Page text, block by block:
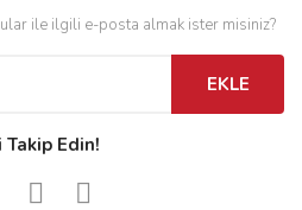
ile ilgili e-posta almak ister misiniz?
EKLE
Takip Edin!